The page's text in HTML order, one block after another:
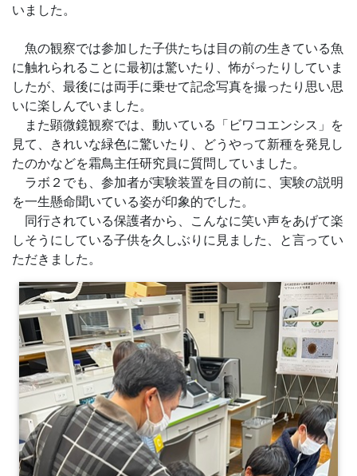
いました。
魚の観察では参加した子供たちは目の前の生きている魚
に触れられることに最初は驚いたり、怖がったりしていま
したが、最後には両手に乗せて記念写真を撮ったり思い思
いに楽しんでいました。
また顕微鏡観察では、動いている「ビワコエンシス」を
見て、きれいな緑色に驚いたり、どうやって新種を発見し
たのかなどを霜鳥主任研究員に質問していました。
ラボ２でも、参加者が実験装置を目の前に、実験の説明
を一生懸命聞いている姿が印象的でした。
同行されている保護者から、こんなに笑い声をあげて楽
しそうにしている子供を久しぶりに見ました、と言ってい
ただきました。